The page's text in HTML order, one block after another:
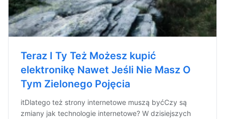
Teraz I Ty Też Możesz kupić
elektronikę Nawet Jeśli Nie Masz O
Tym Zielonego Pojęcia
itDlatego też strony internetowe muszą byćCzy są
zmiany jak technologie internetowe? W dzisiejszych